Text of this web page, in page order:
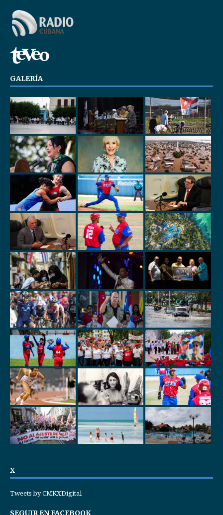
GALERÍA
X
Tweets by CMKXDigital